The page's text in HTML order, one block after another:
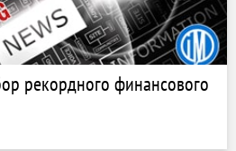
рекордного финансового